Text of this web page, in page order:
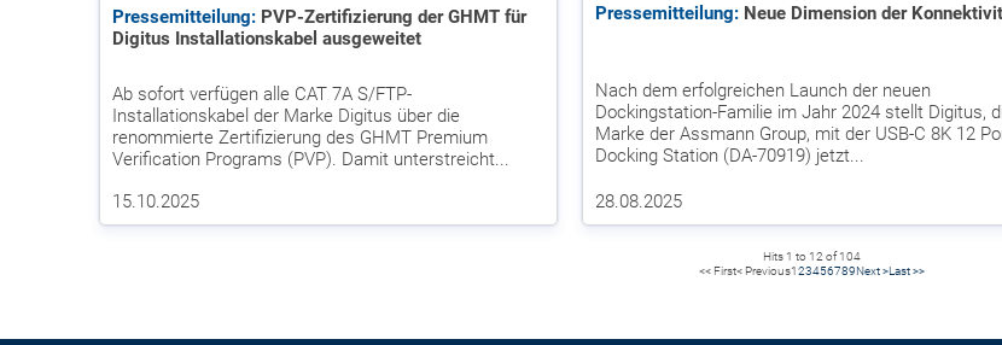
Pressemitteilung: PVP-Zertifizierung der GHMT für
Digitus Installationskabel ausgeweitet
Ab sofort verfügen alle CAT 7A S/FTP-
Installationskabel der Marke Digitus über die
renommierte Zertifizierung des GHMT Premium
Verification Programs (PVP). Damit unterstreicht...
15.10.2025
Pressemitteilung: Neue Dimension der
Nach dem erfolgreichen Launch der neuen
Dockingstation-Familie im Jahr 2024 stellt Digitus,
Marke der Assmann Group, mit der USB-C 8K 12
Docking Station (DA-70919) jetzt...
28.08.2025
Hits 1 to 12 of 104
<< First< Previous123456789Next >Last >>